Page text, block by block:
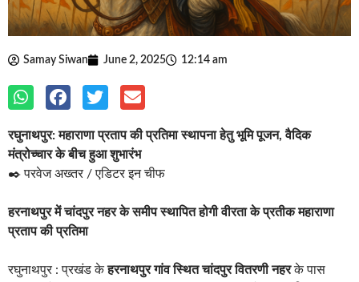
Samay Siwan June 2, 2025 12:14 am
रघुनाथपुर: महाराणा प्रताप की प्रतिमा स्थापना हेतु भूमि पूजन, वैदिक
मंत्रोच्चार के बीच हुआ शुभारंभ
✒️ परवेज अख्तर / एडिटर इन चीफ
हरनाथपुर में चांदपुर नहर के समीप स्थापित होगी वीरता के प्रतीक महाराणा
प्रताप की प्रतिमा
रघुनाथपुर : प्रखंड केहरनाथपुर गांव स्थित चांदपुर वितरणी नहरके पास